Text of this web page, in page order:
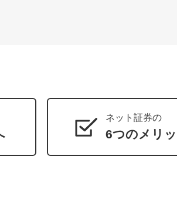
ネット証券の
6つのメリッ